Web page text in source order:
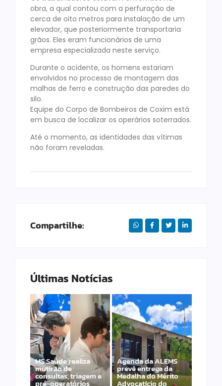
obra, a qual contou com a perfuração de
cerca de oito metros para instalação de um
elevador, que posteriormente transportaria
grãos. Eles eram funcionários de uma
empresa especializada neste serviço.
Durante o acidente, os homens estariam
envolvidos no processo de montagem das
malhas de ferro e construção das paredes do
silo.
Equipe do Corpo de Bombeiros de Coxim está
em busca de localizar os operários soterrados.
Até o momento, as identidades das vítimas
não foram reveladas.
Compartilhe:
Últimas Notícias
MS Saúde realiza
mutirão de
consultas, triagem e
pré-operatórios
Agenda da ALEMS
prevê entrega da
Medalha do Mérito
Advocatício do
PET – Subea leva